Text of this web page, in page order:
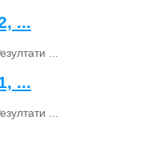
...
...
...
...